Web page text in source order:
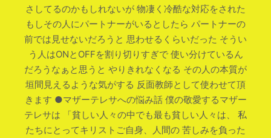
さしてるのかもしれないが 物凄く冷酷な対応をされた
もしその人にパートナーがいるとしたら パートナーの
前では見せないだろうと 思わせるくらいだった そうい
う人はONとOFFを割り切りすぎで 使い分けているん
だろうなぁと思うと やりきれなくなる その人の本質が
垣間見えるような気がする 反面教師として使わせて頂
きます ●マザーテレサへの悩み話 僕の敬愛するマザー
テレサは 「貧しい人々の中でも最も貧しい人々は、 私
たちにとってキリストご自身、人間の 苦しみを負った